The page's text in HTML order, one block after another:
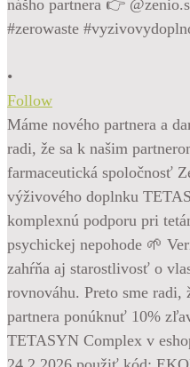
•
Follow
Máme nového partnera a
radi, že sa k našim
farmaceutická spoločnosť
výživového doplnku
komplexnú podporu pri
psychickej nepohode 🌱
zahŕňa aj starostlivosť o
rovnováhu. Preto sme radi,
partnera ponúknuť 10%
TETASYN Complex v